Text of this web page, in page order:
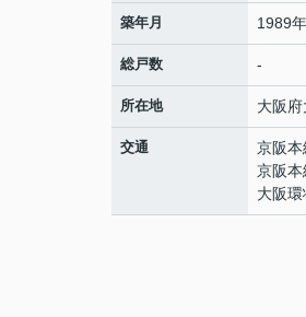
築年月 1989
総戸数 -
所在地 大阪府
交通 京阪本
京阪本
大阪環